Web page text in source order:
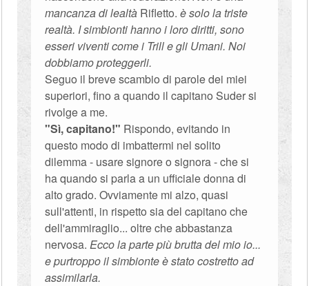
mancanza di lealtà Rifletto.è solo la triste
realtà. I simbionti hanno i loro diritti, sono
esseri viventi come i Trill e gli Umani. Noi
dobbiamo proteggerli.
Seguo il breve scambio di parole dei miei
superiori, fino a quando il capitano Suder si
rivolge a me.
"Sì, capitano!" Rispondo, evitando in
questo modo di imbattermi nel solito
dilemma - usare signore o signora - che si
ha quando si parla a un ufficiale donna di
alto grado. Ovviamente mi alzo, quasi
sull'attenti, in rispetto sia del capitano che
dell'ammiraglio... oltre che abbastanza
nervosa.Ecco la parte più brutta del mio io...
e purtroppo il simbionte è stato costretto ad
assimilarla.